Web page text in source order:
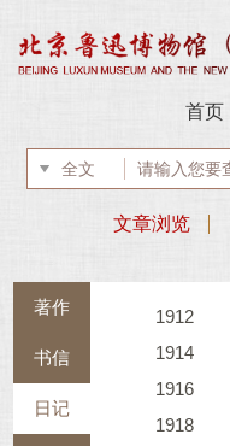
首页
文章浏览
著作
书信
日记
1912
1914
1916
1918